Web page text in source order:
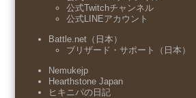
公式Twitchチャンネル
公式LINEアカウント
Battle.net（日本）
ブリザード・サポート（日本）
Nemukejp
Hearthstone Japan
ヒキニパの日記